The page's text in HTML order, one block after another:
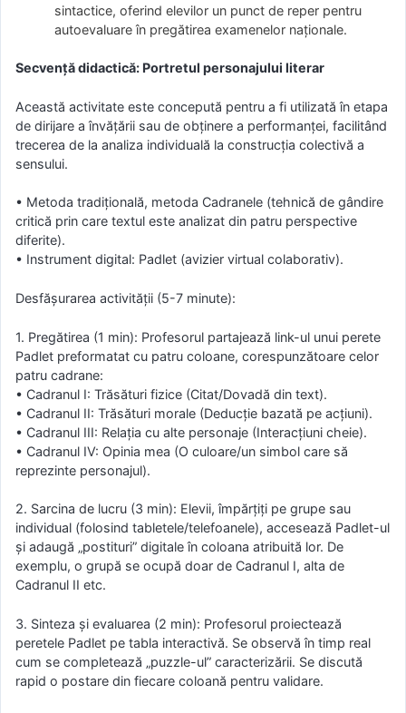
sintactice, oferind elevilor un punct de reper pentru
autoevaluare în pregătirea examenelor naționale.
Secvență didactică: Portretul personajului literar
Această activitate este concepută pentru a fi utilizată în etapa
de dirijare a învățării sau de obținere a performanței, facilitând
trecerea de la analiza individuală la construcția colectivă a
sensului.
• Metoda tradițională, metoda Cadranele (tehnică de gândire
critică prin care textul este analizat din patru perspective
diferite).
• Instrument digital: Padlet (avizier virtual colaborativ).
Desfășurarea activității (5-7 minute):
1. Pregătirea (1 min): Profesorul partajează link-ul unui perete
Padlet preformatat cu patru coloane, corespunzătoare celor
patru cadrane:
• Cadranul I: Trăsături fizice (Citat/Dovadă din text).
• Cadranul II: Trăsături morale (Deducție bazată pe acțiuni).
• Cadranul III: Relația cu alte personaje (Interacțiuni cheie).
• Cadranul IV: Opinia mea (O culoare/un simbol care să
reprezinte personajul).
2. Sarcina de lucru (3 min): Elevii, împărțiți pe grupe sau
individual (folosind tabletele/telefoanele), accesează Padlet-ul
și adaugă „postituri” digitale în coloana atribuită lor. De
exemplu, o grupă se ocupă doar de Cadranul I, alta de
Cadranul II etc.
3. Sinteza și evaluarea (2 min): Profesorul proiectează
peretele Padlet pe tabla interactivă. Se observă în timp real
cum se completează „puzzle-ul” caracterizării. Se discută
rapid o postare din fiecare coloană pentru validare.